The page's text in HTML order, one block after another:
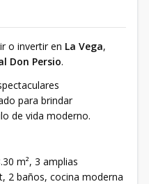
o invertir en La Vega,
Don Persio.
para brindar
de vida moderno.
m², 3 amplias
2 baños, cocina moderna